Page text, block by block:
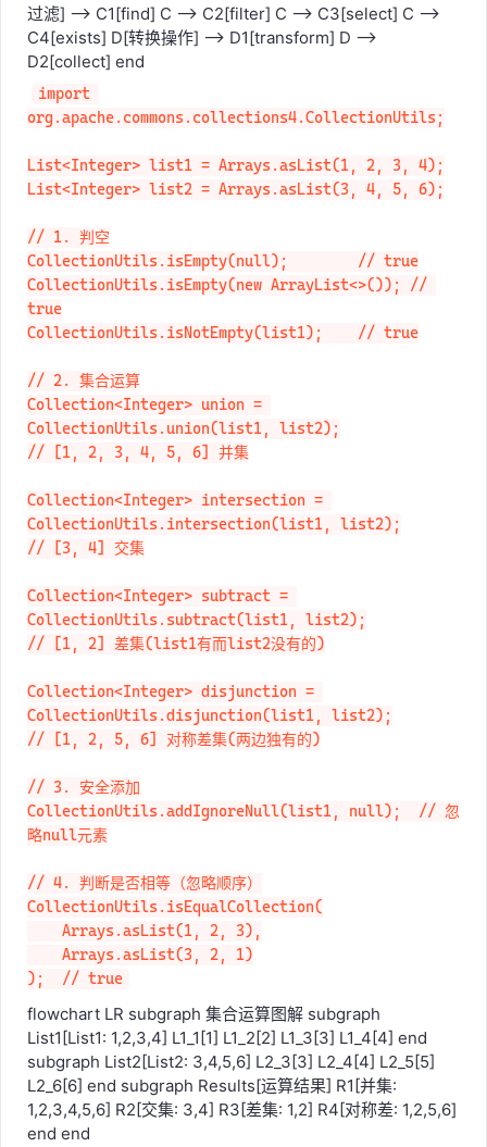
B3[subtract 差集] B --> B4[disjunction 对称差集] C[查找
过滤] --> C1[find] C --> C2[filter] C --> C3[select] C -->
C4[exists] D[转换操作] --> D1[transform] D -->
D2[collect] end
import
List<Integer> list1 = Arrays.asList(1, 2, 3, 4);
// 1. 判空
CollectionUtils.isEmpty(null);        // true
CollectionUtils.isEmpty(new ArrayList<>()); //
true
// 2. 集合运算
Collection<Integer> union =
CollectionUtils.union(list1, list2);
Collection<Integer> intersection =
CollectionUtils.intersection(list1, list2);
Collection<Integer> subtract =
CollectionUtils.subtract(list1, list2);
Collection<Integer> disjunction =
CollectionUtils.disjunction(list1, list2);
// 3. 安全添加
CollectionUtils.addIgnoreNull(list1, null);  // 忽
// 4. 判断是否相等（忽略顺序）
CollectionUtils.isEqualCollection(
    Arrays.asList(3, 2, 1)
flowchart LR subgraph 集合运算图解 subgraph
List1[List1: 1,2,3,4] L1_1[1] L1_2[2] L1_3[3] L1_4[4] end
subgraph List2[List2: 3,4,5,6] L2_3[3] L2_4[4] L2_5[5]
L2_6[6] end subgraph Results[运算结果] R1[并集:
1,2,3,4,5,6] R2[交集: 3,4] R3[差集: 1,2] R4[对称差: 1,2,5,6]